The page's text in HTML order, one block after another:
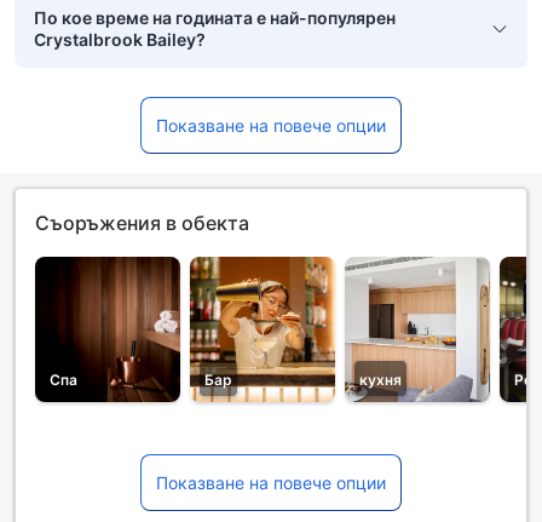
По кое време на годината е най-популярен
Crystalbrook Bailey?
Показване на повече опции
Съоръжения в обекта
Спа Бар кухня
Показване на повече опции